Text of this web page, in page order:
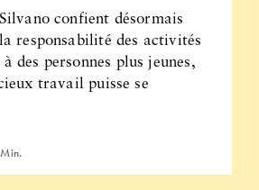
confient désormais
responsabilité des activités
des personnes plus jeunes,
travail puisse se
Min.